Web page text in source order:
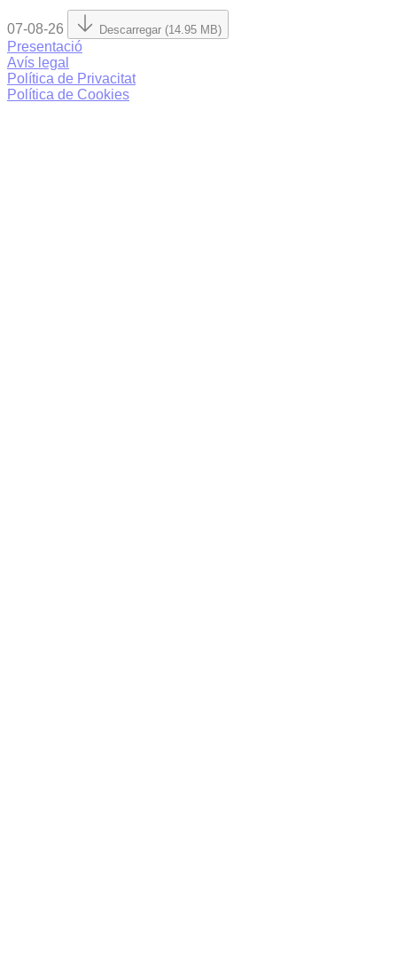
07-08-26 Descarregar (14.95 MB)
Presentació
Avís legal
Política de Privacitat
Política de Cookies